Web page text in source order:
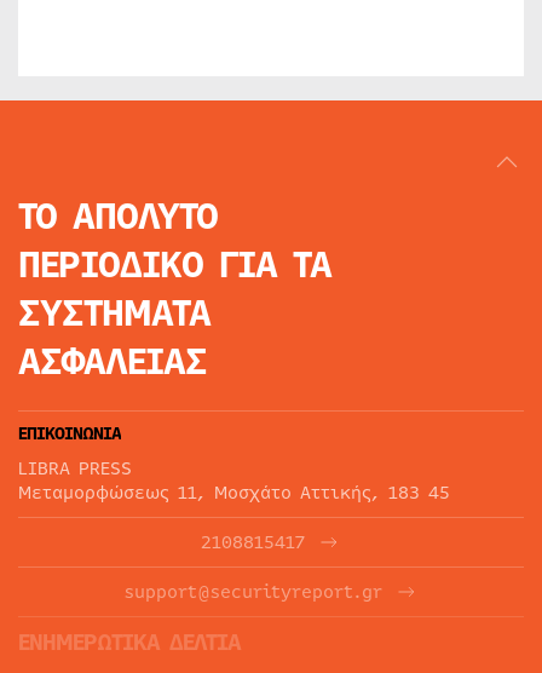
ΤΟ ΑΠΟΛΥΤΟ
ΠΕΡΙΟΔΙΚΟ ΓΙΑ ΤΑ
ΣΥΣΤΗΜΑΤΑ
ΑΣΦΑΛΕΙΑΣ
ΕΠΙΚΟΙΝΩΝΙΑ
LIBRA PRESS
Μεταμορφώσεως 11, Μοσχάτο Αττικής, 183 45
2108815417
support@securityreport.gr
ΕΝΗΜΕΡΩΤΙΚΑ ΔΕΛΤΙΑ